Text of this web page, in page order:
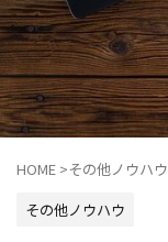
HOME >その他ノウハウ
その他ノウハウ